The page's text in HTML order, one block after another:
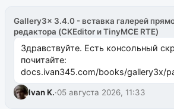
Gallery3x 3.4.0 - вставка галерей
редактора (CKEditor и TinyMCE RTE)
Здравствуйте. Есть консольный
почитайте:
docs.ivan345.com/books/gallery3x/
ms2galleryphp
Ivan K.·05 августа 2026, 11:33